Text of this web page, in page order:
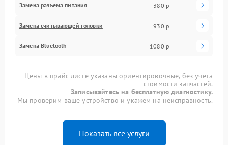
Замена разъема питания 380 р
Замена считывающей головки 930 р
Замена Bluetooth 1080 р
Цены в прайс-листе указаны ориентировочные, без учета
стоимости запчастей.
Записывайтесь на бесплатную диагностику.
Мы проверим ваше устройство и укажем на неисправность.
Показать все услуги